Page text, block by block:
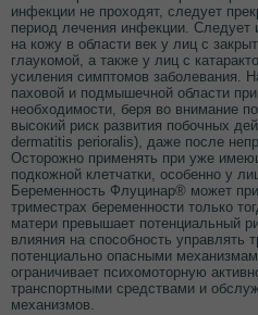
инфекции не проходят, следует
период лечения инфекции. Следует
на кожу в области век у лиц с
глаукомой, а также у лиц с
усиления симптомов заболевания.
паховой и подмышечной области
необходимости, беря во внимание
высокий риск развития побочных
dermatitis perioralis), даже после
Осторожно применять при уже
подкожной клетчатки, особенно у
Беременность Флуцинар® может
триместрах беременности только
матери превышает потенциальный
влияния на способность управлять
потенциально опасными
ограничивает психомоторную
транспортными средствами и
механизмов.